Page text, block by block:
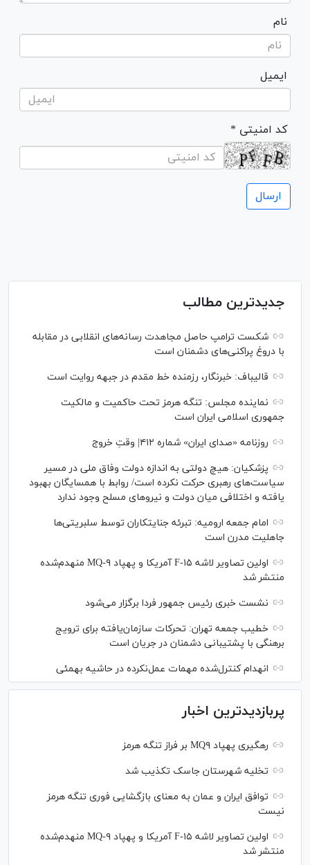
نام
ایمیل
* کد امنیتی
جدیدترین مطالب
شکست ترامپ حاصل مجاهدت رسانه‌های انقلابی در مقابله
با دروغ پراکنی‌های دشمنان است
قالیباف: خبرنگار، رزمنده خط مقدم در جبهه روایت است
نماینده مجلس: تنگه هرمز تحت حاکمیت و مالکیت
جمهوری اسلامی ایران است
روزنامه «صدای ایران» شماره ۴۱۲| وقتِ خروج
پزشکیان: هیچ دولتی به اندازه دولت وفاق ملی در مسیر
سیاست‌های رهبری حرکت نکرده است/ روابط با همسایگان بهبود
یافته و اختلافی میان دولت و نیروهای مسلح وجود ندارد
امام جمعه ارومیه: تبرئه جنایتکاران توسط سلبریتی‌ها
جاهلیت مدرن است
اولین تصاویر لاشه F-۱۵ آمریکا و پهپاد MQ-۹ منهدم‌شده
منتشر شد
نشست خبری رئیس‌ جمهور فردا برگزار می‌شود
خطیب جمعه تهران: تحرکات سازمان‌یافته برای ترویج
برهنگی با پشتیبانی دشمنان در جریان است
انهدام کنترل‌شده مهمات عمل‌نکرده در حاشیه بهمئی
پربازدیدترین اخبار
رهگیری پهپاد MQ۹ بر فراز تنگه هرمز
تخلیه شهرستان جاسک تکذیب شد
توافق ایران و عمان به معنای بازگشایی فوری تنگه هرمز
نیست
اولین تصاویر لاشه F-۱۵ آمریکا و پهپاد MQ-۹ منهدم‌شده
منتشر شد